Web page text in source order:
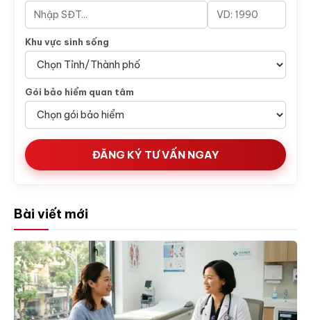
Khu vực sinh sống
Gói bảo hiểm quan tâm
ĐĂNG KÝ TƯ VẤN NGAY
Bài viết mới